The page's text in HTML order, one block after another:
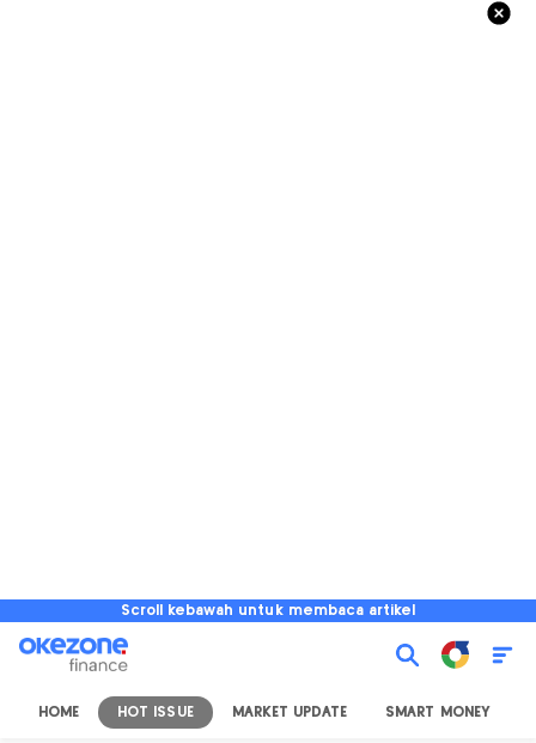
Scroll kebawah untuk membaca artikel
HOME HOT ISSUE MARKET UPDATE SMART MONEY